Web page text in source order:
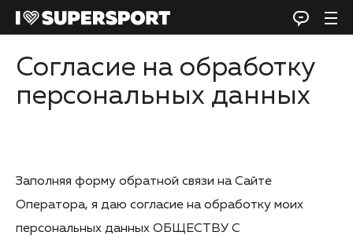
Согласие на обработку
персональных данных
Заполняя форму обратной связи на Сайте
Оператора, я даю согласие на обработку моих
персональных данных ОБЩЕСТВУ С